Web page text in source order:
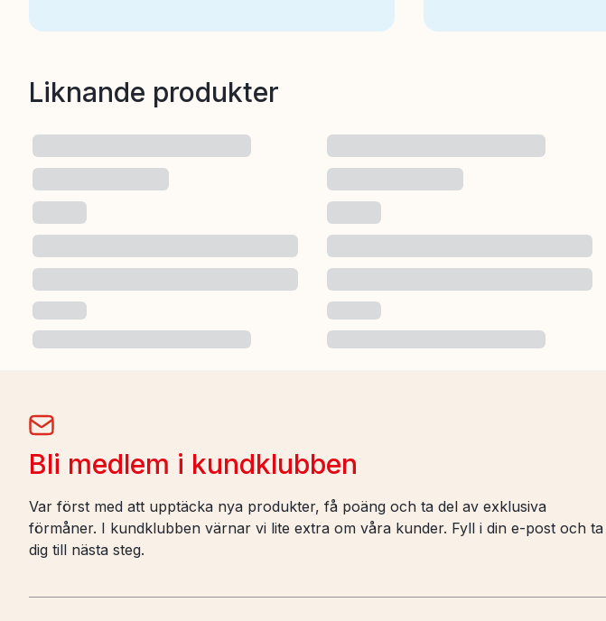
Liknande produkter
Bli medlem i kundklubben
Var först med att upptäcka nya produkter, få poäng och ta del av exklusiva
förmåner. I kundklubben värnar vi lite extra om våra kunder. Fyll i din e-post och ta
dig till nästa steg.